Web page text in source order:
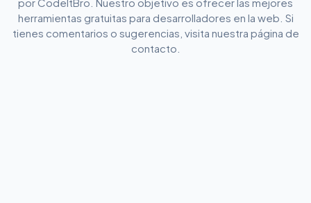
herramientas gratuitas para desarrolladores en la web. Si
tienes comentarios o sugerencias, visita nuestra página de
contacto.